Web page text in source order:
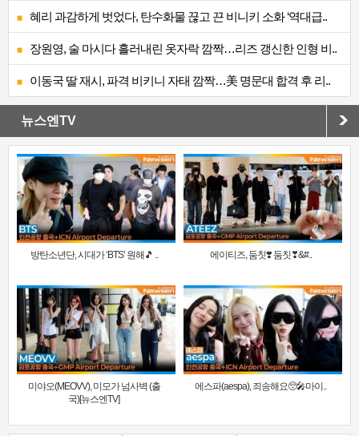
혜리 과감하게 벗었다, 탄수화물 끊고 끈 비니키 소화 ‘역대급..
장원영, 술 마시다 흘러내린 옷자락 깜짝…리즈 갱신한 인형 비..
이동국 딸 재시, 파격 비키니 자태 깜짝…美 명문대 합격 후 리..
뉴스엔TV
방탄소년단, 시대가 ‘BTS’ 원해🎵 .. 에이티즈, 둠칫❣️ 둠칫❣&#..
미야오(MEOVV), 미모가 넘사벽 (출
국)[뉴스엔TV]
에스파(aespa), 죄송해요🥺🎤마이..